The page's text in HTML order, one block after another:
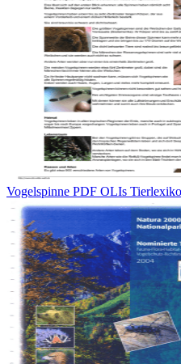
Vogelspinne PDF OLIs